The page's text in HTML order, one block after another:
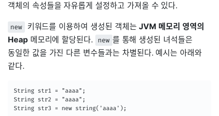
객체의 속성들을 자유롭게 설정하고 가져올 수 있다.
new 키워드를 이용하여 생성된 객체는JVM 메모리 영역의
Heap메모리에 할당된다. new 를 통해 생성된 녀석들은
동일한 값을 가진 다른 변수들과는 차별된다. 예시는 아래와
같다.
String str1 = "aaaa";
String str2 = "aaaa";
String str3 = new string('aaaa');